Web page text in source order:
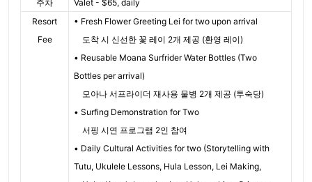
주차
Valet - $65, daily
Resort
Fee
• Fresh Flower Greeting Lei for two upon arrival
도착 시 신선한 꽃 레이 2개 제공 (환영 레이)
• Reusable Moana Surfrider Water Bottles (Two
Bottles per arrival)
모아나 서프라이더 재사용 물병 2개 제공 (투숙당)
• Surfing Demonstration for Two
서핑 시연 프로그램 2인 참여
• Daily Cultural Activities for two (Storytelling with
Tutu, Ukulele Lessons, Hula Lesson, Lei Making,